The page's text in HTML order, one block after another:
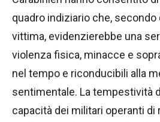
quadro indiziario che,
vittima, evidenzierebbe una
violenza fisica, minacce e
nel tempo e riconducibili alla
sentimentale. La tempestività
capacità dei militari operanti di